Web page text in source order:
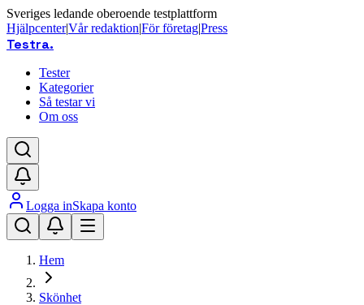
Sveriges ledande oberoende testplattform
Hjälpcenter|Vår redaktion|För företag|Press
Testra.
Tester
Kategorier
Så testar vi
Om oss
Logga inSkapa konto
Hem
Skönhet